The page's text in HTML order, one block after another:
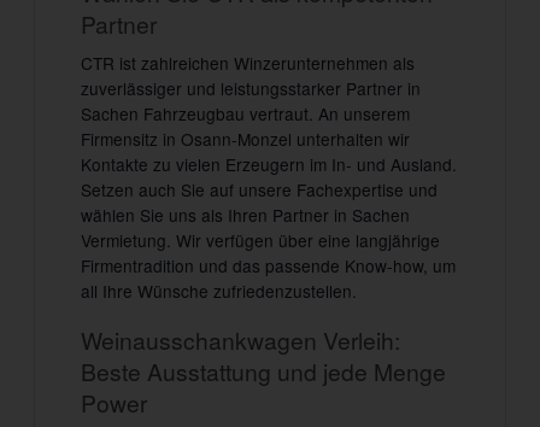
Partner
CTR ist zahlreichen Winzerunternehmen als
zuverlässiger und leistungsstarker Partner in
Sachen Fahrzeugbau vertraut. An unserem
Firmensitz in Osann-Monzel unterhalten wir
Kontakte zu vielen Erzeugern im In- und Ausland.
Setzen auch Sie auf unsere Fachexpertise und
wählen Sie uns als Ihren Partner in Sachen
Vermietung. Wir verfügen über eine langjährige
Firmentradition und das passende Know-how, um
all Ihre Wünsche zufriedenzustellen.
Weinausschankwagen Verleih:
Beste Ausstattung und jede Menge
Power